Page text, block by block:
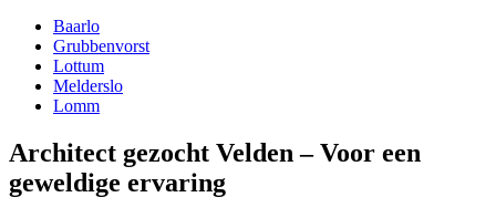
Baarlo
Grubbenvorst
Lottum
Melderslo
Lomm
Architect gezocht Velden – Voor een
geweldige ervaring